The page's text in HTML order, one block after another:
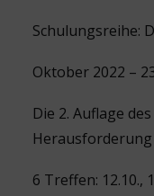
Schulungsreihe:
Oktober 2022 –
Die 2. Auflage
Herausforderung
6 Treffen: 12.10.,